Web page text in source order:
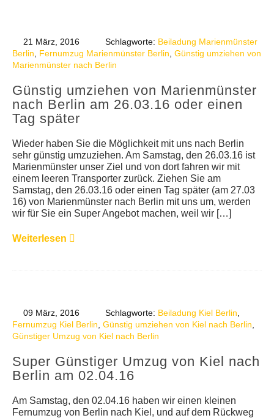
21 März, 2016 Schlagworte: Beiladung Marienmünster
Berlin
Fernumzug Marienmünster Berlin Günstig umziehen von
Marienmünster nach Berlin
Günstig umziehen von Marienmünster
nach Berlin am 26.03.16 oder einen
Tag später
Wieder haben Sie die Möglichkeit mit uns nach Berlin
sehr günstig umzuziehen. Am Samstag, den 26.03.16 ist
Marienmünster unser Ziel und von dort fahren wir mit
einem leeren Transporter zurück. Ziehen Sie am
Samstag, den 26.03.16 oder einen Tag später (am 27.03
16) von Marienmünster nach Berlin mit uns um, werden
wir für Sie ein Super Angebot machen, weil wir […]
Weiterlesen
09 März, 2016 Schlagworte: Beiladung Kiel Berlin
Fernumzug Kiel Berlin Günstig umziehen von Kiel nach Berlin
Günstiger Umzug von Kiel nach Berlin
Super Günstiger Umzug von Kiel nach
Berlin am 02.04.16
Am Samstag, den 02.04.16 haben wir einen kleinen
Fernumzug von Berlin nach Kiel, und auf dem Rückweg